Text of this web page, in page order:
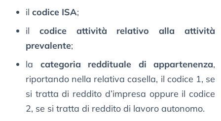
il codice ISA;
il codice attività relativo alla attività
prevalente;
la categoria reddituale di appartenenza,
riportando nella relativa casella, il codice 1, se
si tratta di reddito d’impresa oppure il codice
2, se si tratta di reddito di lavoro autonomo.